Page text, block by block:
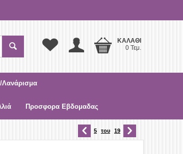
ΚΑΛΆΘΙ
0 Τεμ.
Λανάρισμα
Προσφορα Εβδομαδας
5 του 19